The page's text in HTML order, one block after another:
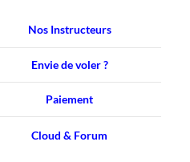
Nos Instructeurs
Envie de voler ?
Paiement
Cloud & Forum